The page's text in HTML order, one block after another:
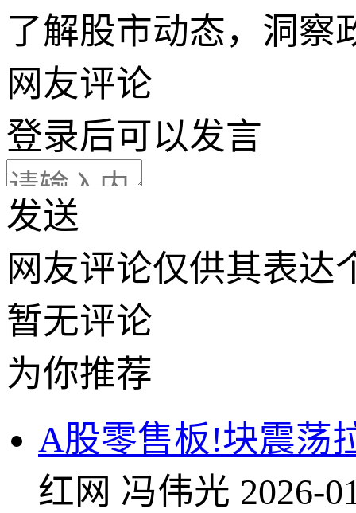
了解股市动态，洞察
网友评论
登录后可以发言
发送
网友评论仅供其表达
暂无评论
为你推荐
A股零售板!块震荡
红网 冯伟光 2026-